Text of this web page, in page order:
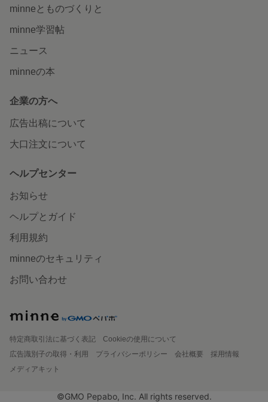
minneとものづくりと
minne学習帖
ニュース
minneの本
企業の方へ
広告出稿について
大口注文について
ヘルプセンター
お知らせ
ヘルプとガイド
利用規約
minneのセキュリティ
お問い合わせ
特定商取引法に基づく表記
Cookieの使用について
広告識別子の取得・利用
プライバシーポリシー 会社概要
採用情報
メディアキット
©GMO Pepabo, Inc. All rights reserved.